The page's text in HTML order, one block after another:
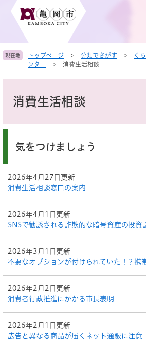
頭
す
飛
し
現在地 トップページ > 分類でさがす > く
ンター
> 消費生活相談
消費生活相談
気をつけましょう
2026年4月27日更新
消費生活相談窓口の案内
2026年4月1日更新
SNSで勧誘される詐欺的な暗号資産の投資
2026年3月1日更新
不要なオプションが付けられていた！？携
2026年2月2日更新
消費者行政推進にかかる市長表明
2026年2月1日更新
広告と異なる商品が届くネット通販に注意